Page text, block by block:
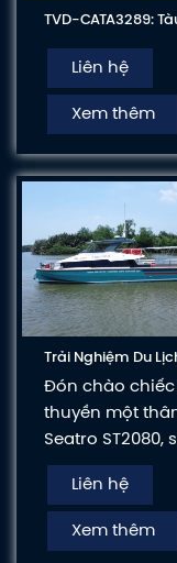
TVD-CATA3289:
Hai Thân, Hai Tầng
Liên hệ
Xem thêm
Trải Nghiệm Du
Đẳng Cấp Cùng
Seatro ST2080
Đón chào chiếc
thuyền một
Seatro ST2080,
lựa chọn lý
cho gia đình và
Liên hệ
Xem thêm